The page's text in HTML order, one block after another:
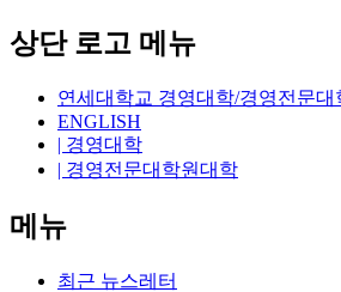
상단 로고 메뉴
연세대학교 경영대학/경영전문대
ENGLISH
| 경영대학
| 경영전문대학원대학
메뉴
최근 뉴스레터